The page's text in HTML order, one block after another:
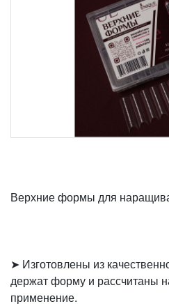
Верхние формы для
➤ Изготовлены из
держат форму и рассчитаны
применение.